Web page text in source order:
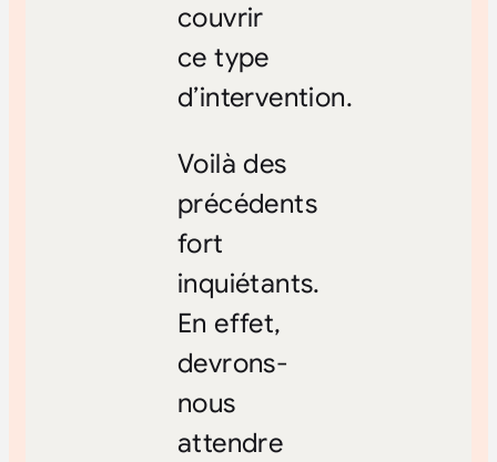
couvrir
ce type
d’intervention.
Voilà des
précédents
fort
inquiétants.
En effet,
devrons-
nous
attendre